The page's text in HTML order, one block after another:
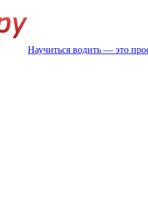
Научиться водить — это